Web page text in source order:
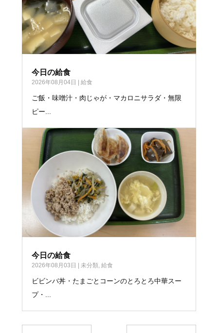
今日の給食
2026年08月04日 | 給食
ご飯・味噌汁・肉じゃが・マカロニサラダ・無限
ピー...
今日の給食
2026年08月03日 | 未分類, 給食
ビビンバ丼・たまごとコーンのとろとろ中華スー
プ・...